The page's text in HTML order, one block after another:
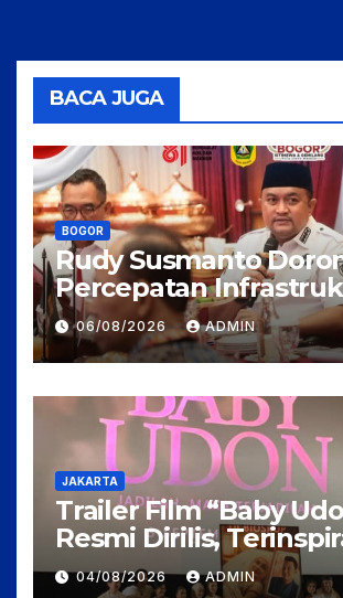
BACA JUGA
BOGOR
Rudy Susmanto
Percepatan
untuk Menarik
Kabupaten Bogor
06/08/2026 ADMIN
JAKARTA
Trailer Film “Baby
Resmi Dirilis,
Kisah Nyata
04/08/2026 ADMIN